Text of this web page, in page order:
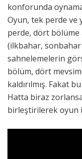
konforunda
Oyun, tek perde ve
perde, dört bölüme
(ilkbahar, sonbahar
sahnelemelerin
bölüm, dört
kaldırılmış. Fakat
Hatta biraz
birleştirilerek oyun